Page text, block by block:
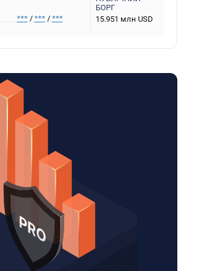
***/ ***/ ***
БОРГ
15.951 млн USD